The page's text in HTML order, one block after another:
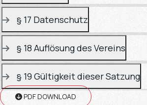
§ 17 Datenschutz
§ 18 Auflösung des Vereins
§ 19 Gültigkeit dieser Satzung
PDF DOWNLOAD